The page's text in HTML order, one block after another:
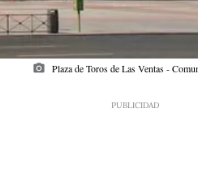
photo_camera Plaza de Toros de Las Ventas -